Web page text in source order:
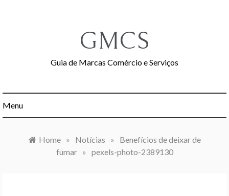
GMCS
Guia de Marcas Comércio e Serviços
Menu
Home » Notícias »
Benefícios de deixar de
fumar
» pexels-photo-2389130